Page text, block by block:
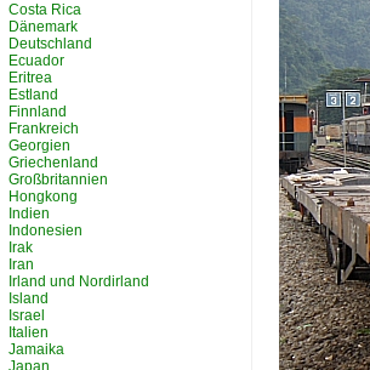
Costa Rica
Dänemark
Deutschland
Ecuador
Eritrea
Estland
Finnland
Frankreich
Georgien
Griechenland
Großbritannien
Hongkong
Indien
Indonesien
Irak
Iran
Irland und Nordirland
Island
Israel
Italien
Jamaika
Japan